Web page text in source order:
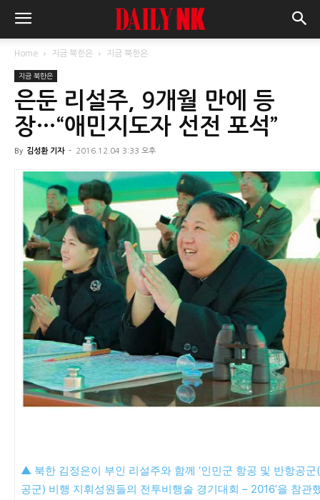
Home 지금 북한은 지금 북한은
지금 북한은
은둔 리설주, 9개월 만에 등
장…“애민지도자 선전 포석”
By 김성환 기자 - 2016.12.04 3:33 오후
▲ 북한 김정은이 부인 리설주와 함께 ‘인민군 항공 및 반항공군
공군) 비행 지휘성원들의 전투비행술 경기대회 – 2016’을 참관